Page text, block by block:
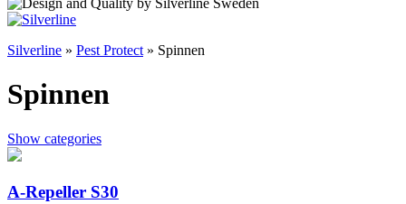
Silverline » Pest Protect » Spinnen
Spinnen
Show categories
A-Repeller S30